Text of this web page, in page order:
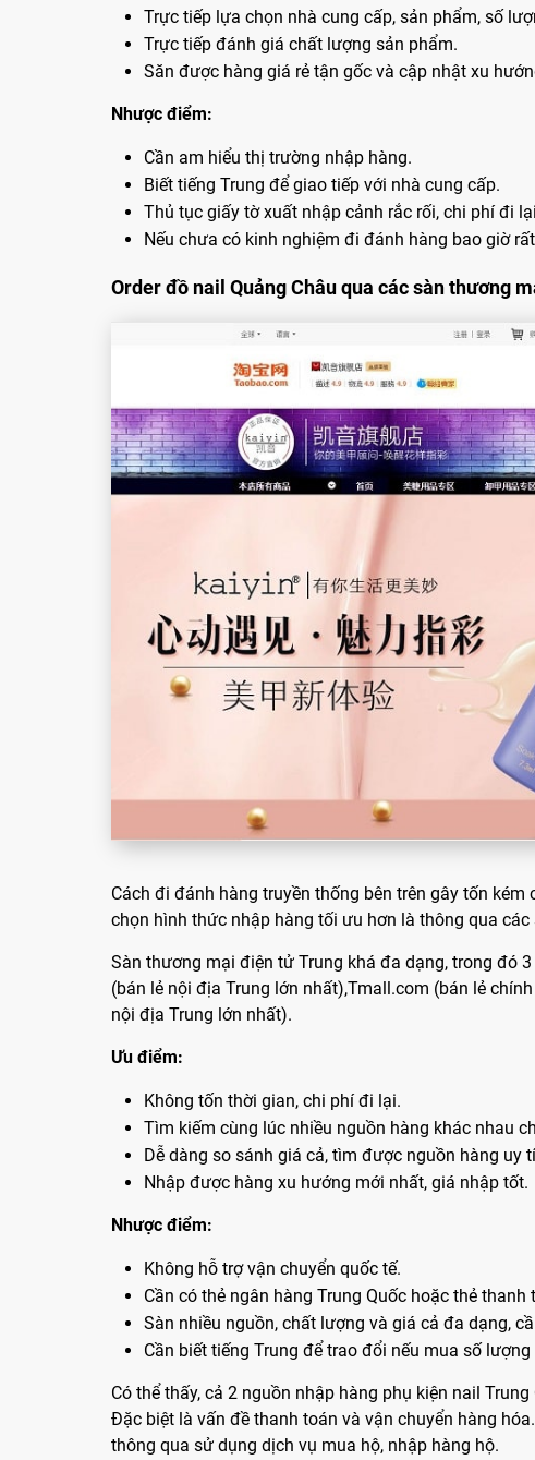
Trực tiếp lựa chọn nhà cung cấp, sản phẩm, số
Trực tiếp đánh giá chất lượng sản phẩm.
Săn được hàng giá rẻ tận gốc và cập nhật xu
Nhược điểm:
Cần am hiểu thị trường nhập hàng.
Biết tiếng Trung để giao tiếp với nhà cung cấp.
Thủ tục giấy tờ xuất nhập cảnh rắc rối, chi phí đi
Nếu chưa có kinh nghiệm đi đánh hàng bao giờ
Order đồ nail Quảng Châu qua các sàn thương
Cách đi đánh hàng truyền thống bên trên gây tốn
chọn hình thức nhập hàng tối ưu hơn là thông qua
Sàn thương mại điện tử Trung khá đa dạng, trong đó
(bán lẻ nội địa Trung lớn nhất),Tmall.com (bán lẻ
nội địa Trung lớn nhất).
Ưu điểm:
Không tốn thời gian, chi phí đi lại.
Tìm kiếm cùng lúc nhiều nguồn hàng khác nhau
Dễ dàng so sánh giá cả, tìm được nguồn hàng uy
Nhập được hàng xu hướng mới nhất, giá nhập tốt.
Nhược điểm:
Không hỗ trợ vận chuyển quốc tế.
Cần có thẻ ngân hàng Trung Quốc hoặc thẻ
Sàn nhiều nguồn, chất lượng và giá cả đa dạng,
Cần biết tiếng Trung để trao đổi nếu mua số lượng
Có thể thấy, cả 2 nguồn nhập hàng phụ kiện nail
Đặc biệt là vấn đề thanh toán và vận chuyển hàng
thông qua sử dụng dịch vụ mua hộ, nhập hàng hộ.